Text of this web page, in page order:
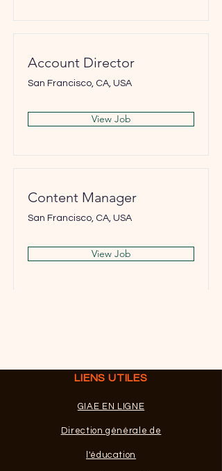
Account Director
San Francisco, CA, USA
View Job
Content Manager
San Francisco, CA, USA
View Job
LIENS UTILES
GIAE EN LIGNE
Direction générale de
l'éducation